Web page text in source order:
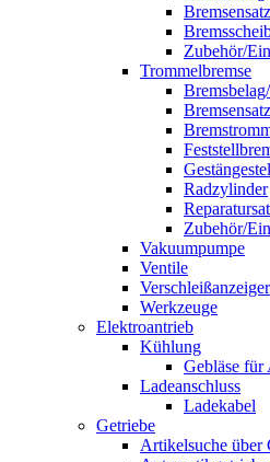
Bremsensatz
Zubehör/
Trommelbremse
Bremsensatz
Radzylinder
Zubehör/
Vakuumpumpe
Ventile
Verschleißanzeiger
Werkzeuge
Elektroantrieb
Kühlung
Gebläse für
Ladeanschluss
Ladekabel
Getriebe
Artikelsuche über